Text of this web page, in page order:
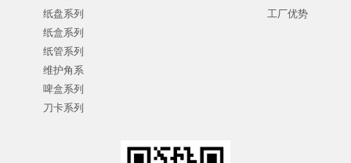
纸盘系列
纸盒系列
纸管系列
维护角系
啤盒系列
刀卡系列
工厂优势